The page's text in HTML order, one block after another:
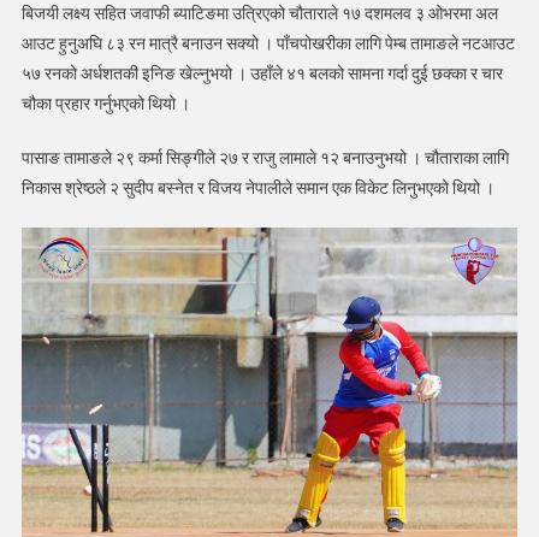
बिजयी लक्ष्य सहित जवाफी ब्याटिङमा उत्रिएको चौताराले १७ दशमलव ३ ओभरमा अल
आउट हुनुअघि ८३ रन मात्रै बनाउन सक्यो । पाँचपोखरीका लागि पेम्ब तामाङले नटआउट
५७ रनको अर्धशतकी इनिङ खेल्नुभयो । उहाँले ४१ बलको सामना गर्दा दुई छक्का र चार
चौका प्रहार गर्नुभएको थियो ।
पासाङ तामाङले २९ कर्मा सिङ्गीले २७ र राजु लामाले १२ बनाउनुभयो । चौताराका लागि
निकास श्रेष्ठले २ सुदीप बस्नेत र विजय नेपालीले समान एक विकेट लिनुभएको थियो ।